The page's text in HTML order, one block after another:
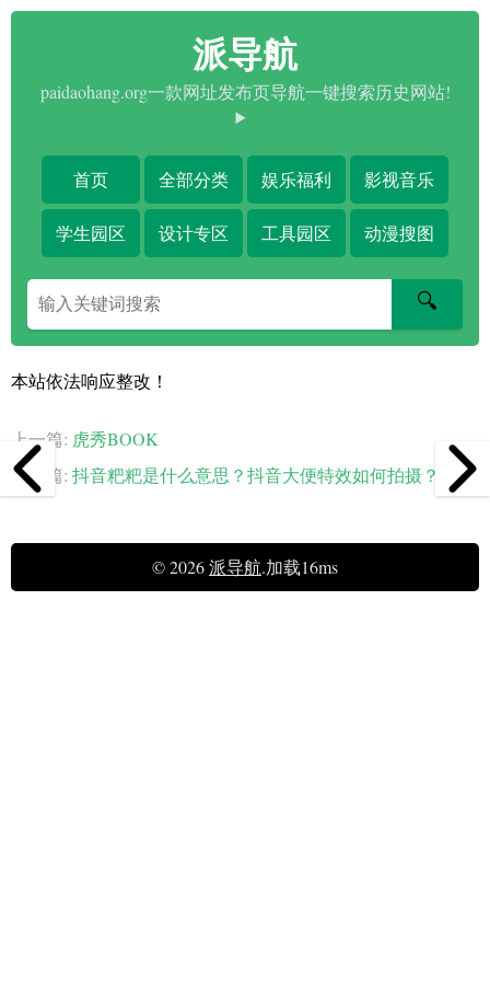
派导航
paidaohang.org一款网址发布页导航一键搜索历史网站!
首页 全部分类 娱乐福利 影视音乐
学生园区 设计专区 工具园区 动漫搜图
搜
索
字
🔍
本站依法响应整改！
上一篇: 虎秀BOOK
下一篇: 抖音粑粑是什么意思？抖音大便特效如何拍摄？
© 2026派导航.加载16ms